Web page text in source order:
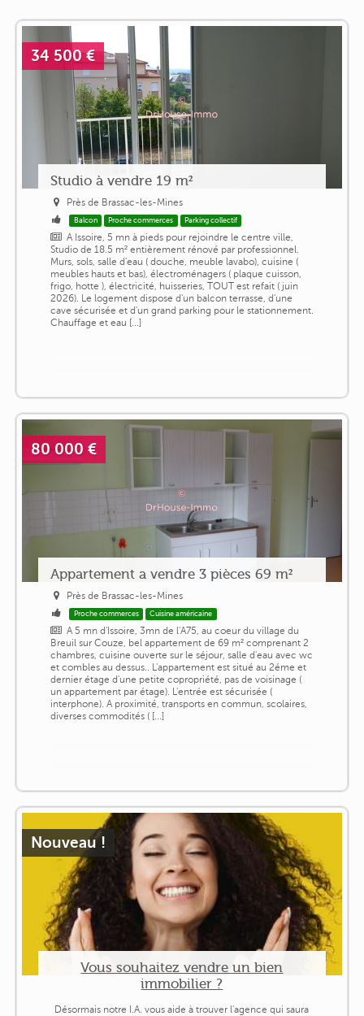
34 500 €
Studio à vendre 19 m²
Près de Brassac-les-Mines
Balcon Proche commerces Parking collectif
A Issoire, 5 mn à pieds pour rejoindre le centre ville,
Studio de 18.5 m² entièrement rénové par professionnel.
Murs, sols, salle d'eau ( douche, meuble lavabo), cuisine (
meubles hauts et bas), électroménagers ( plaque cuisson,
frigo, hotte ), électricité, huisseries, TOUT est refait ( juin
2026). Le logement dispose d'un balcon terrasse, d'une
cave sécurisée et d'un grand parking pour le stationnement.
Chauffage et eau [...]
80 000 €
Appartement a vendre 3 pièces 69 m²
Près de Brassac-les-Mines
Proche commerces Cuisine américaine
A 5 mn d'Issoire, 3mn de l'A75, au coeur du village du
Breuil sur Couze, bel appartement de 69 m² comprenant 2
chambres, cuisine ouverte sur le séjour, salle d'eau avec wc
et combles au dessus.. L'appartement est situé au 2éme et
dernier étage d'une petite copropriété, pas de voisinage (
un appartement par étage). L'entrée est sécurisée (
interphone). A proximité, transports en commun, scolaires,
diverses commodités ( [...]
Nouveau !
Vous souhaitez vendre un bien
immobilier ?
Désormais notre I.A. vous aide à trouver l'agence qui saura